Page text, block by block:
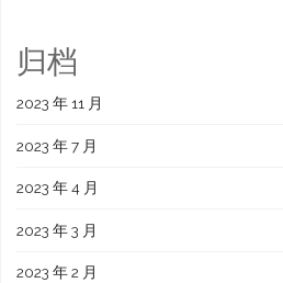
归档
2023 年 11 月
2023 年 7 月
2023 年 4 月
2023 年 3 月
2023 年 2 月